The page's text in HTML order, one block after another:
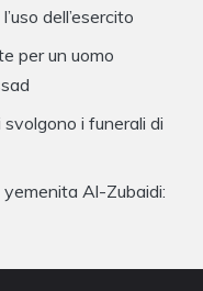
dell’esercito
per un uomo
i funerali di
Al-Zubaidi: